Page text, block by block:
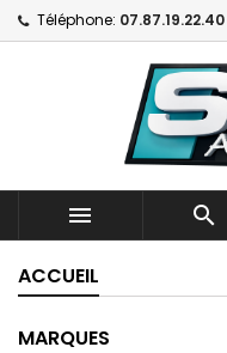
Téléphone: 07.87.19.22.40
 
ACCUEIL
MARQUES